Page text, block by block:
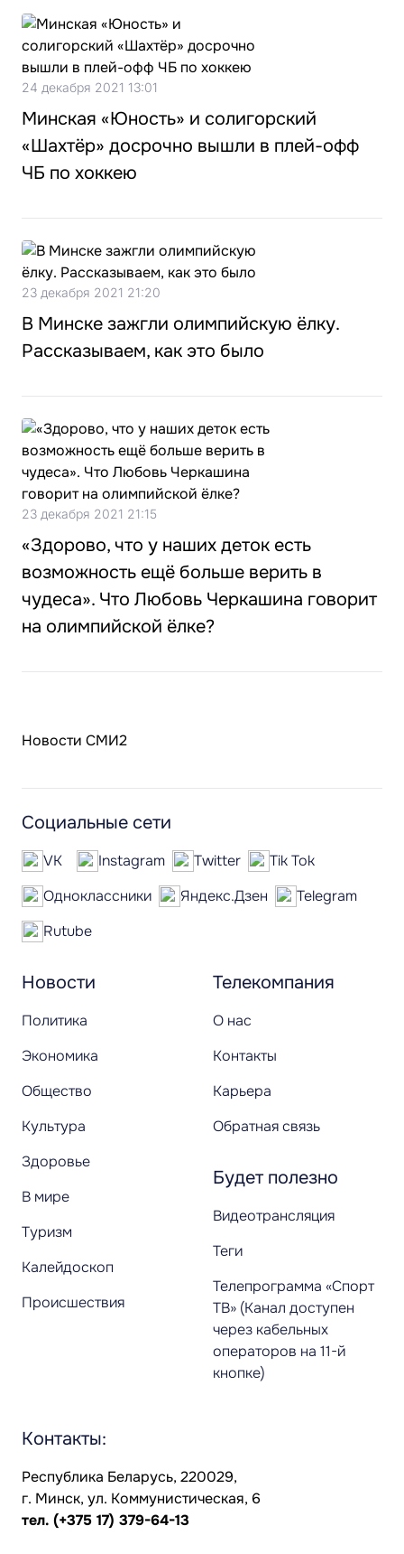
24 декабря 2021 13:01
Минская «Юность» и солигорский
«Шахтёр» досрочно вышли в плей-офф
ЧБ по хоккею
23 декабря 2021 21:20
В Минске зажгли олимпийскую ёлку.
Рассказываем, как это было
23 декабря 2021 21:15
«Здорово, что у наших деток есть
возможность ещё больше верить в
чудеса». Что Любовь Черкашина говорит
на олимпийской ёлке?
Новости СМИ2
Новости
Политика
Экономика
Общество
Культура
Здоровье
В мире
Туризм
Калейдоскоп
Происшествия
Телекомпания
О нас
Контакты
Карьера
Обратная связь
Будет полезно
Видеотрансляция
Теги
Телепрограмма «Спорт
ТВ» (Канал доступен
через кабельных
операторов на 11-й
кнопке)
Социальные сети
VK Instagram Twitter
Tik Tok
Одноклассники
Яндекс.Дзен
Telegram
Rutube
Контакты:
Республика Беларусь, 220029,
г. Минск, ул. Коммунистическая, 6
тел. (+375 17) 379-64-13